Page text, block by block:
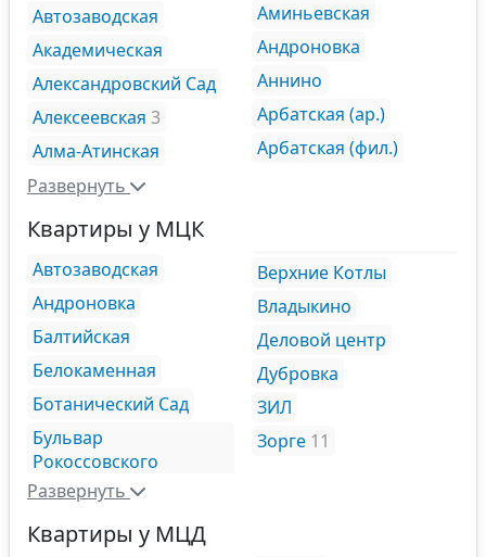
Автозаводская
Академическая
Александровский Сад
Алексеевская 3
Алма-Атинская
Аминьевская
Андроновка
Аннино
Арбатская (ар.)
Арбатская (фил.)
Развернуть
Квартиры у МЦК
Автозаводская
Андроновка
Балтийская
Белокаменная
Ботанический Сад
Бульвар
Рокоссовского
Верхние Котлы
Владыкино
Деловой центр
Дубровка
ЗИЛ
Зорге 11
Развернуть
Квартиры у МЦД